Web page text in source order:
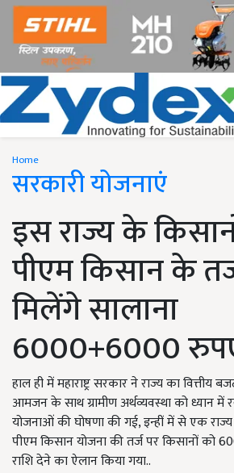
Home
सरकारी योजनाएं
इस राज्य के
पीएम किसान के
मिलेंगे सालाना
6000+6000
हाल ही में महाराष्ट्र सरकार ने राज्य का वित्तीय
आमजन के साथ ग्रामीण अर्थव्यवस्था को ध्यान
योजनाओं की घोषणा की गई, इन्हीं में से एक
पीएम किसान योजना की तर्ज पर किसानों को
राशि देने का ऐलान किया गया..